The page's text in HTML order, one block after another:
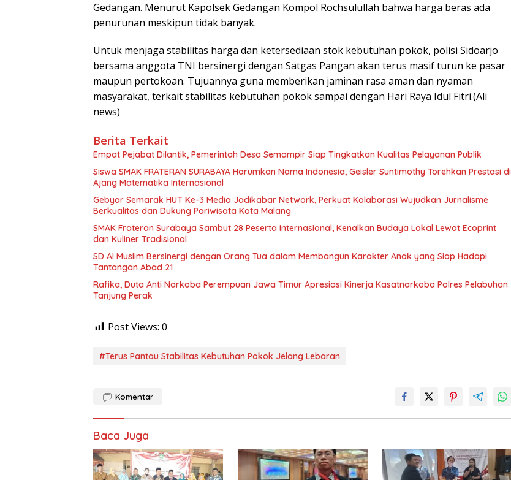
Gedangan. Menurut Kapolsek Gedangan Kompol Rochsulullah bahwa harga beras ada
penurunan meskipun tidak banyak.
Untuk menjaga stabilitas harga dan ketersediaan stok kebutuhan pokok, polisi Sidoarjo
bersama anggota TNI bersinergi dengan Satgas Pangan akan terus masif turun ke pasar
maupun pertokoan. Tujuannya guna memberikan jaminan rasa aman dan nyaman
masyarakat, terkait stabilitas kebutuhan pokok sampai dengan Hari Raya Idul Fitri.(Ali
news)
Berita Terkait
Empat Pejabat Dilantik, Pemerintah Desa Semampir Siap Tingkatkan Kualitas Pelayanan Publik
Siswa SMAK FRATERAN SURABAYA Harumkan Nama Indonesia, Geisler Suntimothy Torehkan Prestasi di
Ajang Matematika Internasional
Gebyar Semarak HUT Ke-3 Media Jadikabar Network, Perkuat Kolaborasi Wujudkan Jurnalisme
Berkualitas dan Dukung Pariwisata Kota Malang
SMAK Frateran Surabaya Sambut 28 Peserta Internasional, Kenalkan Budaya Lokal Lewat Ecoprint
dan Kuliner Tradisional
SD Al Muslim Bersinergi dengan Orang Tua dalam Membangun Karakter Anak yang Siap Hadapi
Tantangan Abad 21
Rafika, Duta Anti Narkoba Perempuan Jawa Timur Apresiasi Kinerja Kasatnarkoba Polres Pelabuhan
Tanjung Perak
Post Views: 0
#Terus Pantau Stabilitas Kebutuhan Pokok Jelang Lebaran
Komentar
Baca Juga